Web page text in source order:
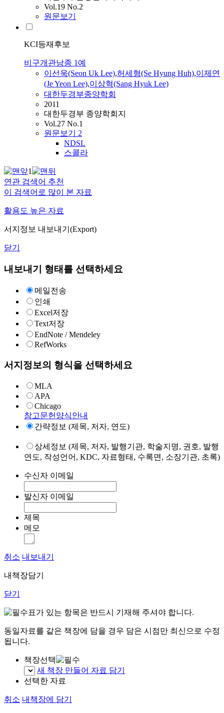
Vol.19 No.2
원문보기
KCI등재후보
비구개관낭종 1예
이선욱(Seon Uk Lee),허세형(Se Hyung Huh),이제연
(Je Yeon Lee),이상혁(Sang Hyuk Lee)
대한두경부종양학회
2011
대한두경부 종양학회지
Vol.27 No.1
원문보기 2
NDSL
스콜라
1
연관 검색어 추천
이 검색어로 많이 본 자료
활용도 높은 자료
서지정보 내보내기(Export)
닫기
내보내기 형태를 선택하세요
메일전송
인쇄
Excel저장
Text저장
EndNote / Mendeley
RefWorks
서지정보의 형식을 선택하세요
MLA
APA
Chicago
참고문헌양식안내
간략정보 (제목, 저자, 연도)
상세정보 (제목, 저자, 발행기관, 학술지명, 권호, 발행
연도, 작성언어, KDC, 자료형태, 수록면, 소장기관, 초록)
수신자 이메일
발신자 이메일
제목
메모
취소 내보내기
내책장담기
닫기
표가 있는 항목은 반드시 기재해 주셔야 합니다.
동일자료를 같은 책장에 담을 경우 담은 시점만 최신으로 수정
됩니다.
책장선택
새 책장 만들어 자료 담기
선택한 자료
취소 내책장에 담기